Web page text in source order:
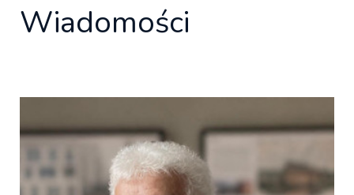
Wiadomości